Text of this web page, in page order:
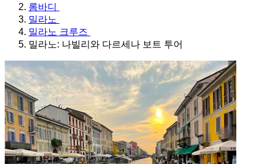
롬바디
밀라노
밀라노 크루즈
밀라노: 나빌리와 다르세나 보트 투어